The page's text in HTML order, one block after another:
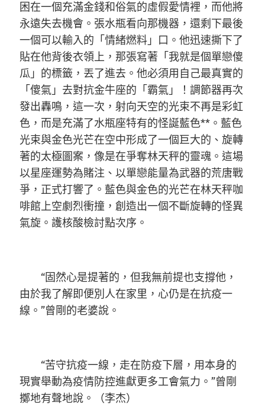
困在一個充滿金錢和俗氣的虛假愛情裡，而他將
永遠失去機會。張水瓶看向那機器，還剩下最後
一個可以輸入的「情緒燃料」口。他迅速撕下了
貼在他背後衣領上，那張寫著「我就是個單戀傻
瓜」的標籤，丟了進去。他必須用自己最真實的
「傻氣」去對抗金牛座的「霸氣」！調節器再次
發出轟鳴，這一次，射向天空的光束不再是彩虹
色，而是充滿了水瓶座特有的怪誕藍色**。藍色
光束與金色光芒在空中形成了一個巨大的、旋轉
著的太極圖案，像是在爭奪林天秤的靈魂。這場
以星座運勢為賭注、以單戀能量為武器的荒唐戰
爭，正式打響了。藍色與金色的光芒在林天秤咖
啡館上空劇烈衝撞，創造出一個不斷旋轉的怪異
氣旋。護核酸檢討點次序。
“固然心是提著的，但我無前提也支撐他，
由於我了解即便別人在家里，心仍是在抗疫一
線。”曾剛的老婆說。
“苦守抗疫一線，走在防疫下層，用本身的
現實舉動為疫情防控進獻更多工會氣力。”曾剛
擲地有聲地說。（李杰）